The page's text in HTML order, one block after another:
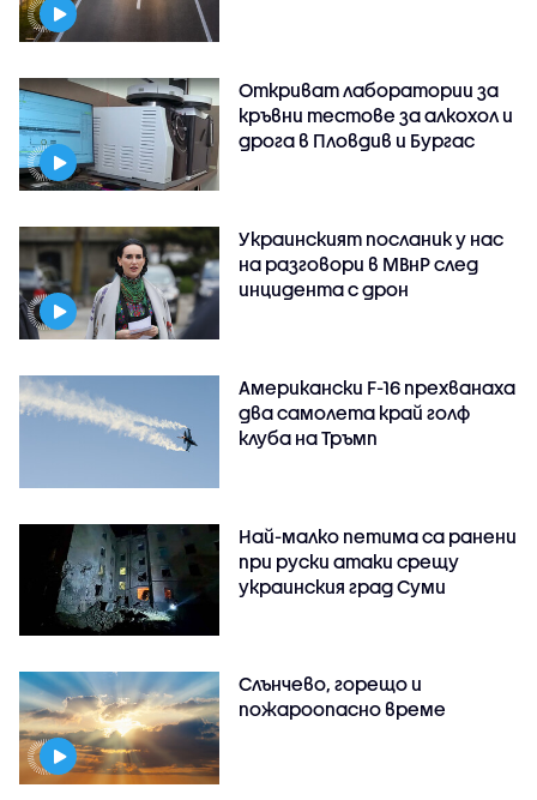
Откриват лаборатории за
кръвни тестове за алкохол и
дрога в Пловдив и Бургас
Украинският посланик у нас
на разговори в МВнР след
инцидента с дрон
Американски F-16 прехванаха
два самолета край голф
клуба на Тръмп
Най-малко петима са ранени
при руски атаки срещу
украинския град Суми
Слънчево, горещо и
пожароопасно време